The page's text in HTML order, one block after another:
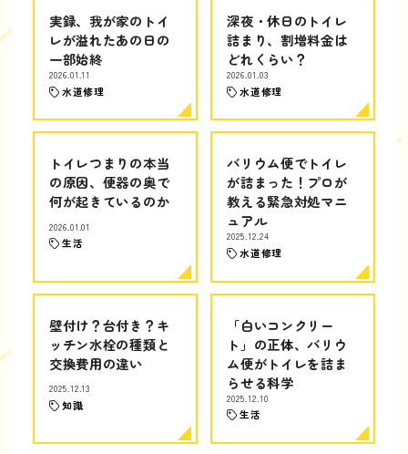
実録、我が家のトイ
レが溢れたあの日の
一部始終
2026.01.11
水道修理
深夜・休日のトイレ
詰まり、割増料金は
どれくらい？
2026.01.03
水道修理
トイレつまりの本当
の原因、便器の奥で
何が起きているのか
2026.01.01
生活
バリウム便でトイレ
が詰まった！プロが
教える緊急対処マニ
ュアル
2025.12.24
水道修理
壁付け？台付き？キ
ッチン水栓の種類と
交換費用の違い
2025.12.13
知識
「白いコンクリー
ト」の正体、バリウ
ム便がトイレを詰ま
らせる科学
2025.12.10
生活